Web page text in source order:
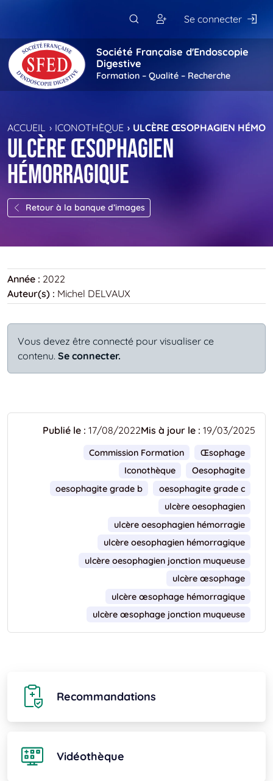
Se connecter
Société Française d'Endoscopie
Digestive
Formation – Qualité – Recherche
ACCUEIL ICONOTHÈQUE ULCÈRE ŒSOPHAGIEN
Ulcère œsophagien
hémorragique
Retour à la banque d’images
Année : 2022
Auteur(s) : Michel DELVAUX
Vous devez être connecté pour visualiser ce
contenu. Se connecter.
Publié le : 17/08/2022Mis à jour le : 19/03/2025
Commission Formation
Œsophage
Iconothèque
Oesophagite
oesophagite grade b
oesophagite grade c
ulcère oesophagien
ulcère oesophagien hémorragie
ulcère oesophagien hémorragique
ulcère oesophagien jonction muqueuse
ulcère œsophage
ulcère œsophage hémorragique
ulcère œsophage jonction muqueuse
Recommandations
Vidéothèque